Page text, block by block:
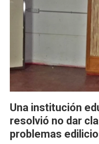
Una institución
resolvió no dar
problemas